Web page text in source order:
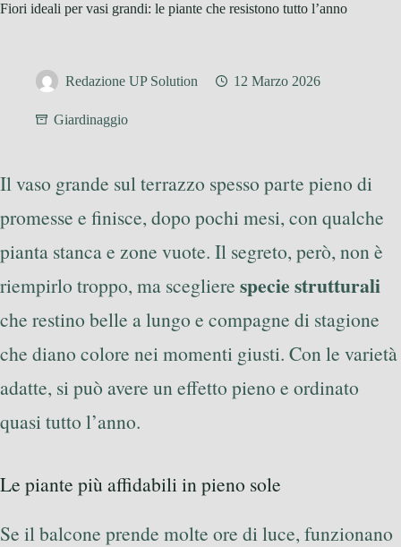
Fiori ideali per vasi grandi: le piante che resistono tutto l’anno
Redazione UP Solution 12 Marzo 2026
Giardinaggio
Il vaso grande sul terrazzo spesso parte pieno di
promesse e finisce, dopo pochi mesi, con qualche
pianta stanca e zone vuote. Il segreto, però, non è
riempirlo troppo, ma scegliere specie strutturali
che restino belle a lungo e compagne di stagione
che diano colore nei momenti giusti. Con le varietà
adatte, si può avere un effetto pieno e ordinato
quasi tutto l’anno.
Le piante più affidabili in pieno sole
Se il balcone prende molte ore di luce, funzionano